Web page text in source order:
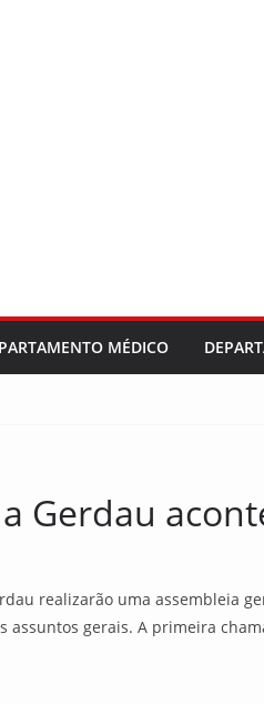
MÉDICO
Gerdau
realizarão uma assembleia
gerais. A primeira